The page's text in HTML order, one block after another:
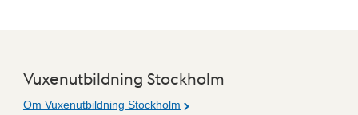
Vuxenutbildning Stockholm
Om Vuxenutbildning Stockholm